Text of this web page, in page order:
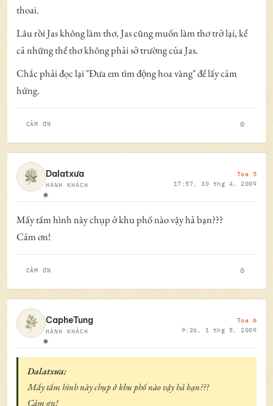
thoai.
Lâu rồi Jas không làm thơ, Jas cũng muốn làm thơ trở lại, kể
cả những thể thơ không phải sở trường của Jas.
Chắc phải đọc lại "Đưa em tìm động hoa vàng" để lấy cảm
hứng.
CẢM ƠN 0
Ngoại tuyến
Dalatxưa
HÀNH KHÁCH
Toa 5
17:57, 30 thg 4, 2009
Mấy tấm hình này chụp ở khu phố nào vậy hả bạn???
Cảm ơn!
CẢM ƠN 0
Ngoại tuyến
CapheTung
HÀNH KHÁCH
Toa 6
9:26, 1 thg 5, 2009
Dalatxưa:
Mấy tấm hình này chụp ở khu phố nào vậy hả bạn???
Cảm ơn!